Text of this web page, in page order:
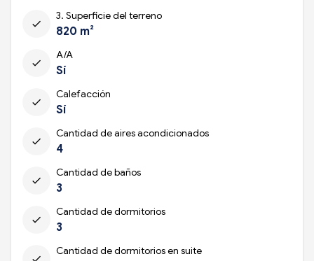
check
3. Superficie del terreno
820 m²
check
A/A
Sí
check
Calefacción
Sí
check
Cantidad de aires acondicionados
4
check
Cantidad de baños
3
check
Cantidad de dormitorios
3
check
Cantidad de dormitorios en suite